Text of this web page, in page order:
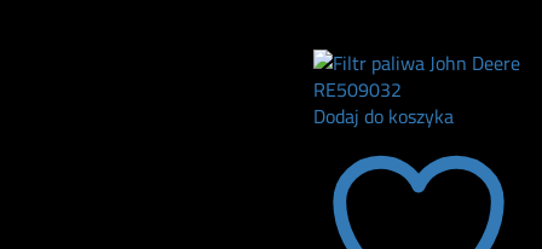
Dodaj do koszyka